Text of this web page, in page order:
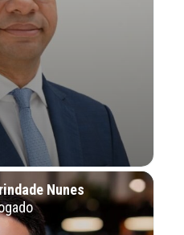
Nunes